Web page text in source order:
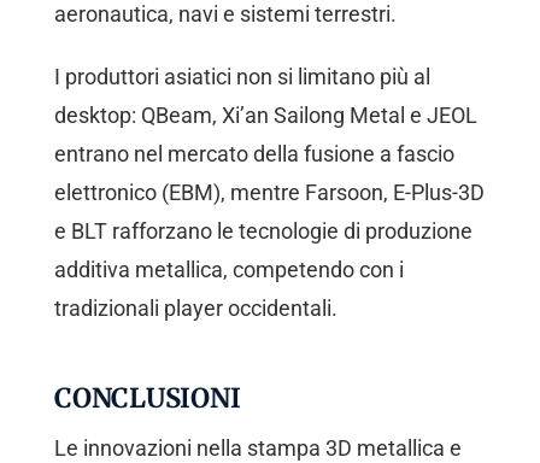
aeronautica, navi e sistemi terrestri.
I produttori asiatici non si limitano più al
desktop: QBeam, Xi’an Sailong Metal e JEOL
entrano nel mercato della fusione a fascio
elettronico (EBM), mentre Farsoon, E-Plus-3D
e BLT rafforzano le tecnologie di produzione
additiva metallica, competendo con i
tradizionali player occidentali.
CONCLUSIONI
Le innovazioni nella stampa 3D metallica e